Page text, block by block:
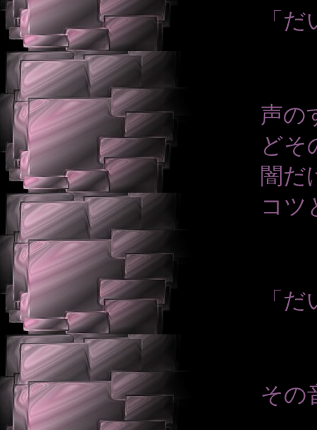
「
声の
どそ
闇だ
コツ
「
その